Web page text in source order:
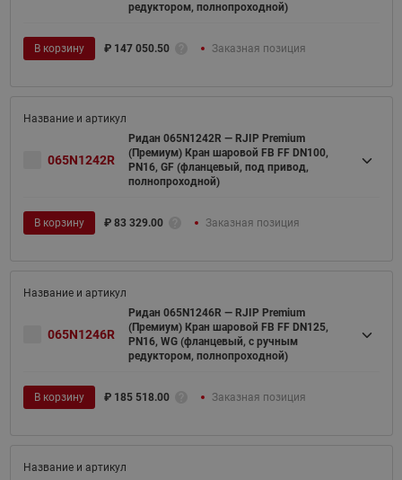
редуктором, полнопроходной)
В корзину ₽ 147 050.50 Заказная позиция
065N1242R
Ридан 065N1242R — RJIP Premium
(Премиум) Кран шаровой FB FF DN100,
PN16, GF (фланцевый, под привод,
полнопроходной)
В корзину ₽ 83 329.00 Заказная позиция
065N1246R
Ридан 065N1246R — RJIP Premium
(Премиум) Кран шаровой FB FF DN125,
PN16, WG (фланцевый, с ручным
редуктором, полнопроходной)
В корзину ₽ 185 518.00 Заказная позиция